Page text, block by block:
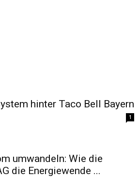
hinter Taco Bell Bayern
1
umwandeln: Wie die
die Energiewende ...